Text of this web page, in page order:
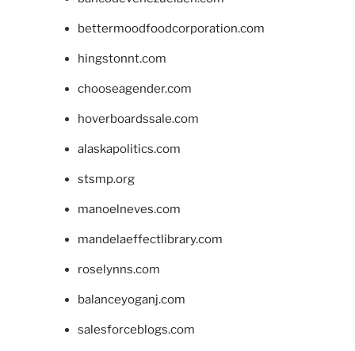
bettermoodfoodcorporation.com
hingstonnt.com
chooseagender.com
hoverboardssale.com
alaskapolitics.com
stsmp.org
manoelneves.com
mandelaeffectlibrary.com
roselynns.com
balanceyoganj.com
salesforceblogs.com